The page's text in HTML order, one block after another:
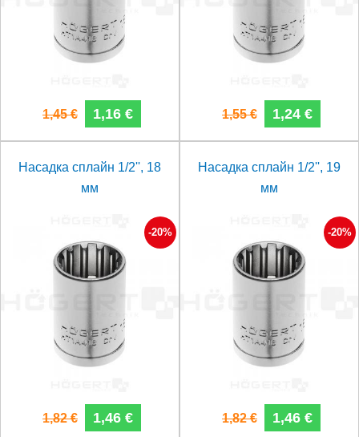
1,45 € 1,16 € 1,55 € 1,24 €
Насадка сплайн 1/2'', 18
мм
-20%
1,82 € 1,46 €
Насадка сплайн 1/2'', 19
мм
-20%
1,82 € 1,46 €